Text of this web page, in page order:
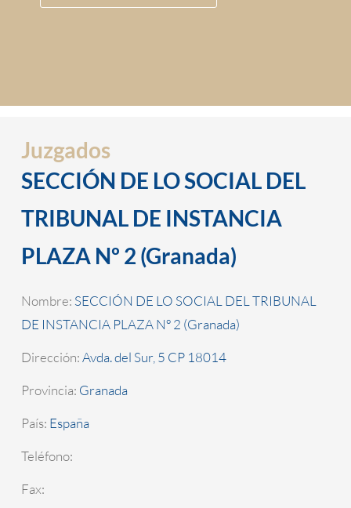
Juzgados
SECCIÓN DE LO SOCIAL DEL
TRIBUNAL DE INSTANCIA
PLAZA Nº 2 (Granada)
Nombre: SECCIÓN DE LO SOCIAL DEL TRIBUNAL
DE INSTANCIA PLAZA Nº 2 (Granada)
Dirección:Avda. del Sur, 5 CP 18014
Provincia: Granada
País: España
Teléfono:
Fax: